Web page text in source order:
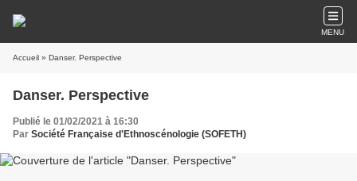
MENU
Accueil » Danser. Perspective
Danser. Perspective
Publié le 01/02/2021 à 16:30
Par Société Française d'Ethnoscénologie (SOFETH)